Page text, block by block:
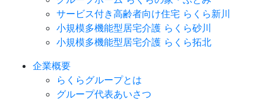
サービス付き高齢者向け住宅 らくら新川
小規模多機能型居宅介護 らくら砂川
小規模多機能型居宅介護 らくら拓北
企業概要
らくらグループとは
グループ代表あいさつ